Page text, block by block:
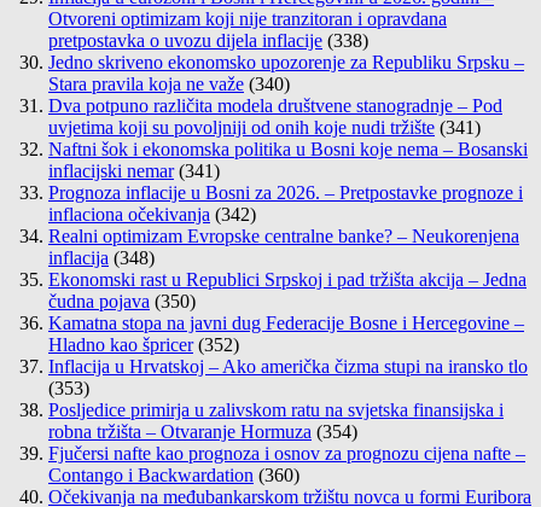
Otvoreni optimizam koji nije tranzitoran i opravdana
pretpostavka o uvozu dijela inflacije (338)
Jedno skriveno ekonomsko upozorenje za Republiku Srpsku –
Stara pravila koja ne važe (340)
Dva potpuno različita modela društvene stanogradnje – Pod
uvjetima koji su povoljniji od onih koje nudi tržište (341)
Naftni šok i ekonomska politika u Bosni koje nema – Bosanski
inflacijski nemar (341)
Prognoza inflacije u Bosni za 2026. – Pretpostavke prognoze i
inflaciona očekivanja (342)
Realni optimizam Evropske centralne banke? – Neukorenjena
inflacija (348)
Ekonomski rast u Republici Srpskoj i pad tržišta akcija – Jedna
čudna pojava (350)
Kamatna stopa na javni dug Federacije Bosne i Hercegovine –
Hladno kao špricer (352)
Inflacija u Hrvatskoj – Ako američka čizma stupi na iransko tlo
(353)
Posljedice primirja u zalivskom ratu na svjetska finansijska i
robna tržišta – Otvaranje Hormuza (354)
Fjučersi nafte kao prognoza i osnov za prognozu cijena nafte –
Contango i Backwardation (360)
Očekivanja na međubankarskom tržištu novca u formi Euribora